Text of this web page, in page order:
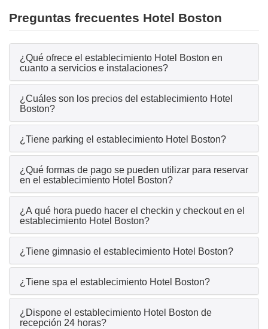
Preguntas frecuentes Hotel Boston
¿Qué ofrece el establecimiento Hotel Boston en
cuanto a servicios e instalaciones?
¿Cuáles son los precios del establecimiento Hotel
Boston?
¿Tiene parking el establecimiento Hotel Boston?
¿Qué formas de pago se pueden utilizar para reservar
en el establecimiento Hotel Boston?
¿A qué hora puedo hacer el checkin y checkout en el
establecimiento Hotel Boston?
¿Tiene gimnasio el establecimiento Hotel Boston?
¿Tiene spa el establecimiento Hotel Boston?
¿Dispone el establecimiento Hotel Boston de
recepción 24 horas?